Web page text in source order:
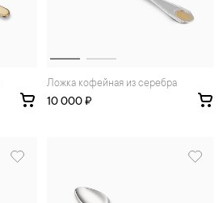
Ложка кофейная из серебра
10 000 ₽